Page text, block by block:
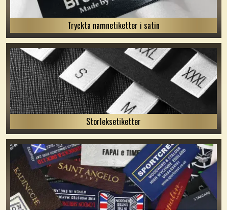
Tryckta namnetiketter i satin
Storleksetiketter